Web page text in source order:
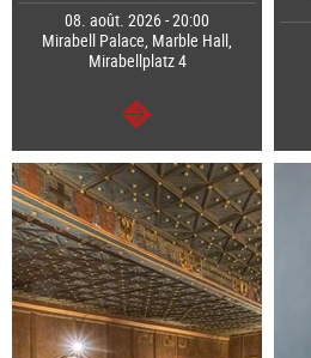
08. août. 2026 - 20:00
Mirabell Palace, Marble Hall,
Mirabellplatz 4
Continuer